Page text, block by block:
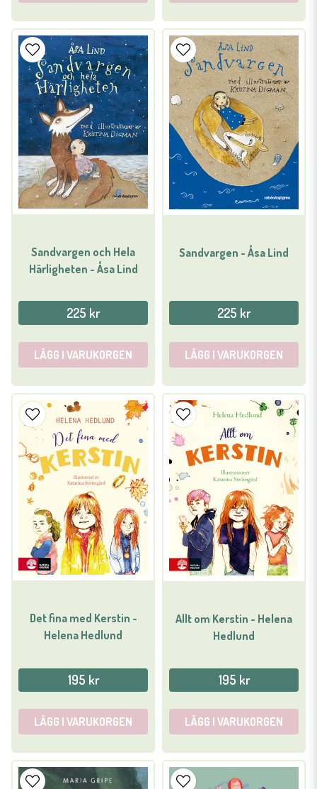
Sandvargen och Hela
Härligheten - Åsa Lind
225 kr
LÄGG I VARUKORGEN
Sandvargen - Åsa Lind
225 kr
LÄGG I VARUKORGEN
Det fina med Kerstin -
Helena Hedlund
195 kr
LÄGG I VARUKORGEN
Allt om Kerstin - Helena
Hedlund
195 kr
LÄGG I VARUKORGEN